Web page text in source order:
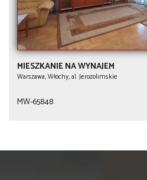
MIESZKANIE NA WYNAJEM
Warszawa, Włochy, al. Jerozolimskie
MW-65848